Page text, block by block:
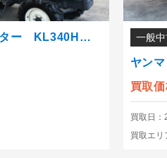
ー KL340H… 一般
ヤン
買取
買取日
買取エリ